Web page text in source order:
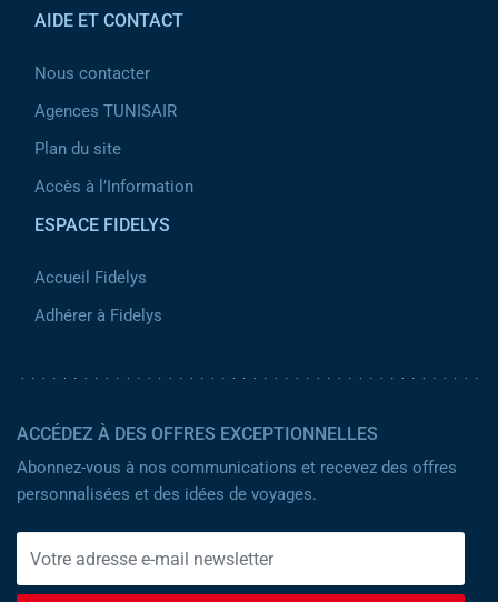
AIDE ET CONTACT
Nous contacter
Agences TUNISAIR
Plan du site
Accès à l’Information
ESPACE FIDELYS
Accueil Fidelys
Adhérer à Fidelys
ACCÉDEZ À DES OFFRES EXCEPTIONNELLES
Abonnez-vous à nos communications et recevez des offres
personnalisées et des idées de voyages.